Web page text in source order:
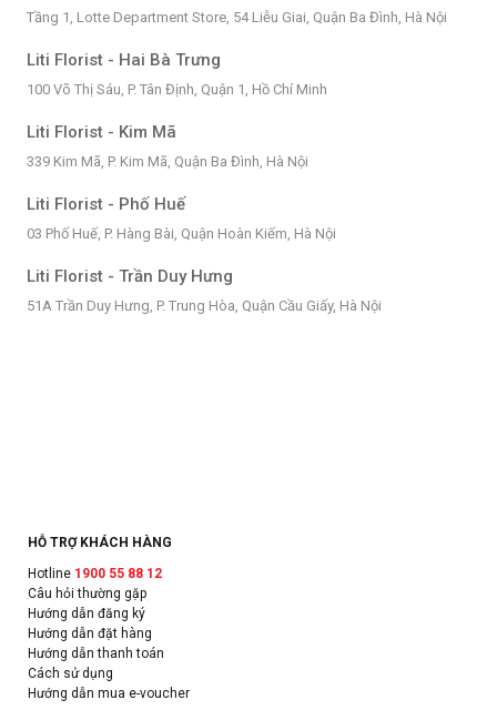
Tầng 1, Lotte Department Store, 54 Liễu Giai, Quận Ba Đình, Hà Nội
Liti Florist - Hai Bà Trưng
100 Võ Thị Sáu, P. Tân Định, Quận 1, Hồ Chí Minh
Liti Florist - Kim Mã
339 Kim Mã, P. Kim Mã, Quận Ba Đình, Hà Nội
Liti Florist - Phố Huế
03 Phố Huế, P. Hàng Bài, Quận Hoàn Kiếm, Hà Nội
Liti Florist - Trần Duy Hưng
51A Trần Duy Hưng, P. Trung Hòa, Quận Cầu Giấy, Hà Nội
HỖ TRỢ KHÁCH HÀNG
Hotline 1900 55 88 12
Câu hỏi thường gặp
Hướng dẫn đăng ký
Hướng dẫn đặt hàng
Hướng dẫn thanh toán
Cách sử dụng
Hướng dẫn mua e-voucher